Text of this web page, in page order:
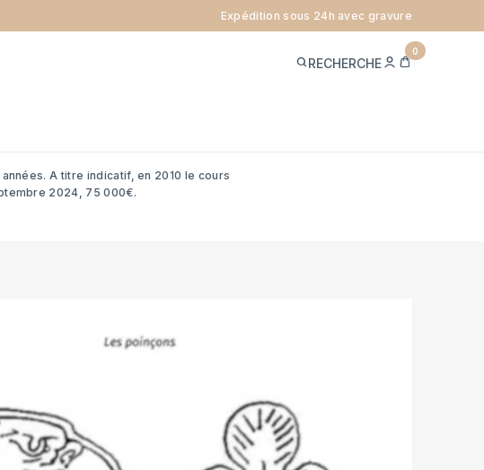
Expédition sous 24h avec gravure
RECHERCHE
MEPANIER
0
la même qualité d’or.
A titre indicatif, en 2010 le cours
2024, 75 000€.